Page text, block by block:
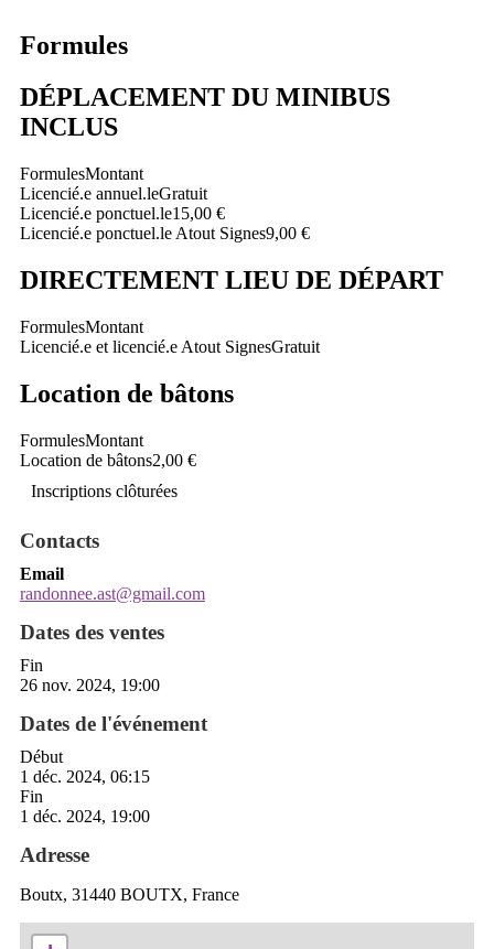
Formules
DÉPLACEMENT DU MINIBUS
INCLUS
FormulesMontant
Licencié.e annuel.leGratuit
Licencié.e ponctuel.le15,00 €
Licencié.e ponctuel.le Atout Signes9,00 €
DIRECTEMENT LIEU DE DÉPART
FormulesMontant
Licencié.e et licencié.e Atout SignesGratuit
Location de bâtons
FormulesMontant
Location de bâtons2,00 €
Inscriptions clôturées
Contacts
Email
randonnee.ast@gmail.com
Dates des ventes
Fin
26 nov. 2024, 19:00
Dates de l'événement
Début
1 déc. 2024, 06:15
Fin
1 déc. 2024, 19:00
Adresse
Boutx, 31440 BOUTX, France